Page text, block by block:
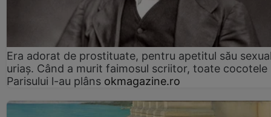
Era adorat de prostituate, pentru apetitul său
uriaș. Când a murit faimosul scriitor, toate cocotele
Parisului l-au plâns okmagazine.ro